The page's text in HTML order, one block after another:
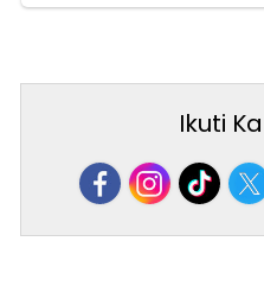
Ikuti